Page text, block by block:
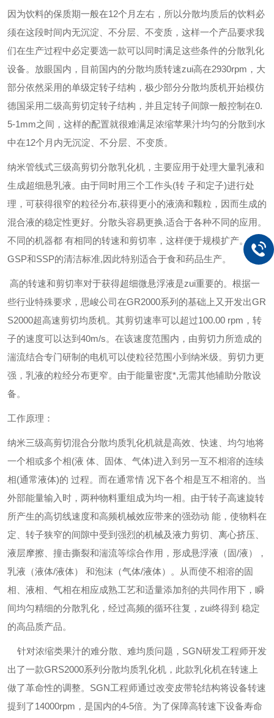
因为饮料的保质期一般在12个月左右，所以分散均质后的饮料必
须在这段时间内无沉淀、不分层、不变质，这样一个产品要求我
们在生产过程中必定要选一款可以同时满足这些条件的分散乳化
设备。放眼国内，目前国内的分散均质转速zui高在2930rpm ，大
部分依然采用的单级定转子结构，极少部分分散均质机开始模仿
德国采用二级高剪切定转子结构，并且定转子间隙一般控制在0.
5-1mm之间，这样的配置就很难满足浓缩苹果汁均匀的分散到水
中在12个月内无沉淀、不分层、不变质。
纳米管线式三级高剪切分散乳化机，主要应用于处理大量乳液和
生成超细悬乳液。由于同时用三个工作头(转 子和定子)进行处
理，可获得很窄的粒径分布,获得更小的液滴和颗粒，因而生成的
混合液的稳定性更好。分散头容易更换,适合于各种不同的应用。
不同的机器都 有相同的转速和剪切率，这样便于规模扩产。符合
GSP和SSP的清洁标准,因此特别适合于食和药品生产。
高的转速和剪切率对于获得超细微悬浮液是zui重要的。根据一
些行业特殊要求，思峻公司在GR2000系列的基础上又开发出GR
S2000超高速剪切均质机。其剪切速率可以超过100.00 rpm，转
子的速度可以达到40m/s。在该速度范围内，由剪切力所造成的
湍流结合专门研制的电机可以使粒径范围小到纳米级。剪切力更
强，乳液的粒经分布更窄。由于能量密度*,无需其他辅助分散设
备。
工作原理：
纳米三级高剪切混合分散均质乳化机就是高效、快速、均匀地将
一个相或多个相(液 体、固体、气体)进入到另一互不相溶的连续
相(通常液体)的 过程。而在通常情 况下各个相是互不相溶的。当
外部能量输入时，两种物料重组成为均一相。由于转子高速旋转
所产生的高切线速度和高频机械效应带来的强劲动 能，使物料在
定、转子狭窄的间隙中受到强烈的机械及液力剪切、离心挤压、
液层摩擦、撞击撕裂和湍流等综合作用，形成悬浮液（固/液），
乳液（液体/液体） 和泡沫（气体/液体）。从而使不相溶的固
相、液相、气相在相应成熟工艺和适量添加剂的共同作用下，瞬
间均匀精细的分散乳化，经过高频的循环往复，zui终得到 稳定
的高品质产品。
针对浓缩类果汁的难分散、难均质问题， SGN研发工程师开发
出了一款GRS2000系列分散均质乳化机，此款乳化机在转速上
做了革命性的调整。 SGN工程师通过改变皮带轮结构将设备转速
提到了14000rpm ，是国内的4-5倍。为了保障高转速下设备寿命